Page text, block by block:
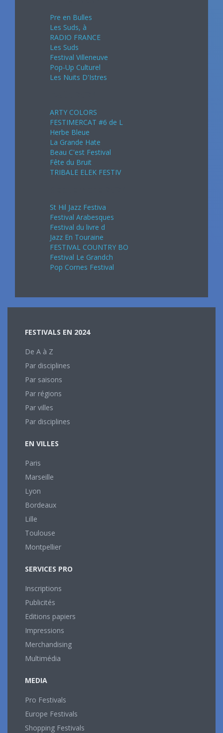
Pre en Bulles
Les Suds, à
RADIO FRANCE
Les Suds
Festival Villeneuve
Pop-Up Culturel
Les Nuits D'Istres
ARTY COLORS
FESTIMERCAT #6 de L
Herbe Bleue
La Grande Hate
Beau C'est Festival
Fête du Bruit
TRIBALE ELEK FESTIV
St Hil Jazz Festiva
Festival Arabesques
Festival du livre d
Jazz En Touraine
FESTIVAL COUNTRY BO
Festival Le Grandch
Pop Cornes Festival
FESTIVALS EN 2024
De A à Z
Par disciplines
Par saisons
Par régions
Par villes
Par disciplines
EN VILLES
Paris
Marseille
Lyon
Bordeaux
Lille
Toulouse
Montpellier
SERVICES PRO
Inscriptions
Publicités
Editions papiers
Impressions
Merchandising
Multimédia
MEDIA
Pro Festivals
Europe Festivals
Shopping Festivals